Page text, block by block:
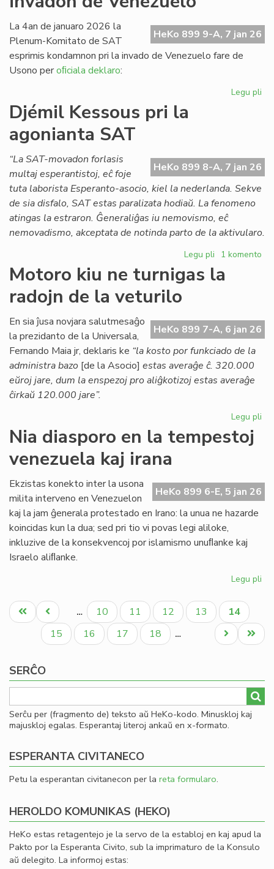
x
HeKo 899 9-A, 7 jan 26
La 4an de januaro 2026 la
Plenum-Komitato de SAT
esprimis kondamnon pri la invado de Venezuelo fare de
Usono peroﬁciala deklaro:
Legu pli
Djémil Kessous pri la
agonianta SAT
HeKo 899 8-A, 7 jan 26
“La SAT-movadon forlasis
multaj esperantistoj, eĉ foje
tuta laborista Esperanto-asocio, kiel la nederlanda. Sekve
de sia disfalo, SAT estas paralizata hodiaŭ. La fenomeno
atingas la estraron. Ĝeneraliĝas iu nemovismo, eĉ
nemovadismo, akceptata de notinda parto de la aktivularo.
Legu pli pri
Kessous
agonianta
SAT
1 komento
Motoro kiu ne turnigas la
radojn de la veturilo
HeKo 899 7-A, 6 jan 26
En sia ĵusa novjara salutmesaĝo
la prezidanto de la Universala,
Fernando Maia jr, deklaris ke “la kosto por funkciado de la
administra bazo [de la Asocio] estas averaĝe ĉ. 320.000
eŭroj jare, dum la enspezoj pro aliĝkotizoj estas averaĝe
ĉirkaŭ 120.000 jare”.
Legu pli
la
Nia diasporo en la tempestoj
venezuela kaj irana
HeKo 899 6-E, 5 jan 26
Ekzistas konekto inter la usona
milita interveno en Venezuelon
kaj la jam ĝenerala protestado en Irano: la unua ne hazarde
koincidas kun la dua; sed pri tio vi povas legi aliloke,
inkluzive de la konsekvencoj por islamismo unuﬂanke kaj
Israelo aliﬂanke.
Legu pli
la
Pagination
Unua
paĝo
Antaŭa
paĝo
… Paĝo
10 Paĝo
11 Paĝo
12 Paĝo
13
Aktuala
paĝo
14
Paĝo
15 Paĝo
16 Paĝo
17 Paĝo
18 …
Last
page
Next
page
SERĈO
Serĉu per (fragmento de) teksto aŭ HeKo-kodo. Minuskloj kaj
majuskloj egalas. Esperantaj literoj ankaŭ en x-formato.
ESPERANTA CIVITANECO
Petu la esperantan civitanecon per la reta formularo.
HEROLDO KOMUNIKAS (HEKO)
HeKo estas retagentejo je la servo de la establoj en kaj apud la
Pakto por la Esperanta Civito, sub la imprimaturo de la Konsulo
aŭ delegito. La informoj estas: